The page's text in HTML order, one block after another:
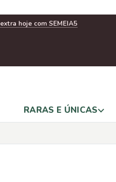
extra hoje com SEMEIA5
RARAS E ÚNICAS